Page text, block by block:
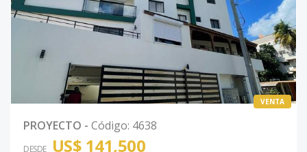
VENTA
PROYECTO - Código: 4638
DESDE US$ 141,500